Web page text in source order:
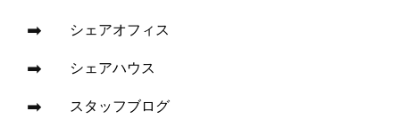
シェアオフィス
シェアハウス
スタッフブログ